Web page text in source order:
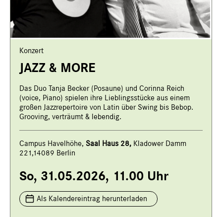
Konzert
JAZZ & MORE
Das Duo Tanja Becker (Posaune) und Corinna Reich
(voice, Piano) spielen ihre Lieblingsstücke aus einem
großen Jazzrepertoire von Latin über Swing bis Bebop.
Grooving, verträumt & lebendig.
Campus Havelhöhe, Saal Haus 28, Kladower Damm
221,14089 Berlin
So, 31.05.2026, 11.00 Uhr
Als Kalendereintrag herunterladen